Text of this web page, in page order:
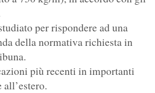
per rispondere ad una
della normativa richiesta in
più recenti in importanti